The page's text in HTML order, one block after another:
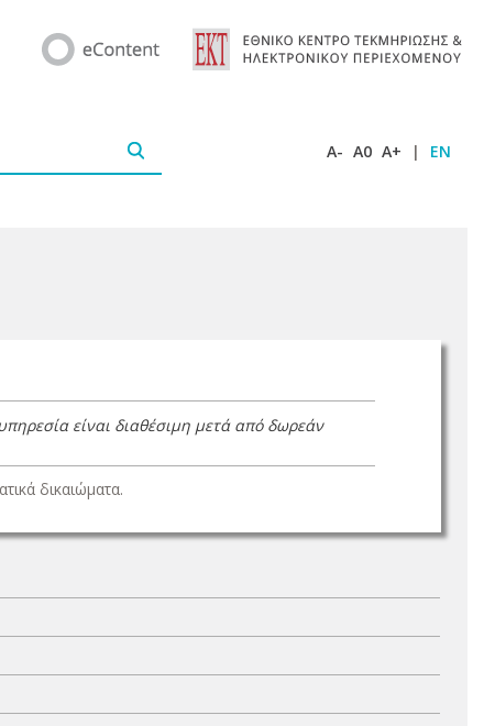
A- A0 A+ | EN
είναι διαθέσιμη μετά από δωρεάν
δικαιώματα.